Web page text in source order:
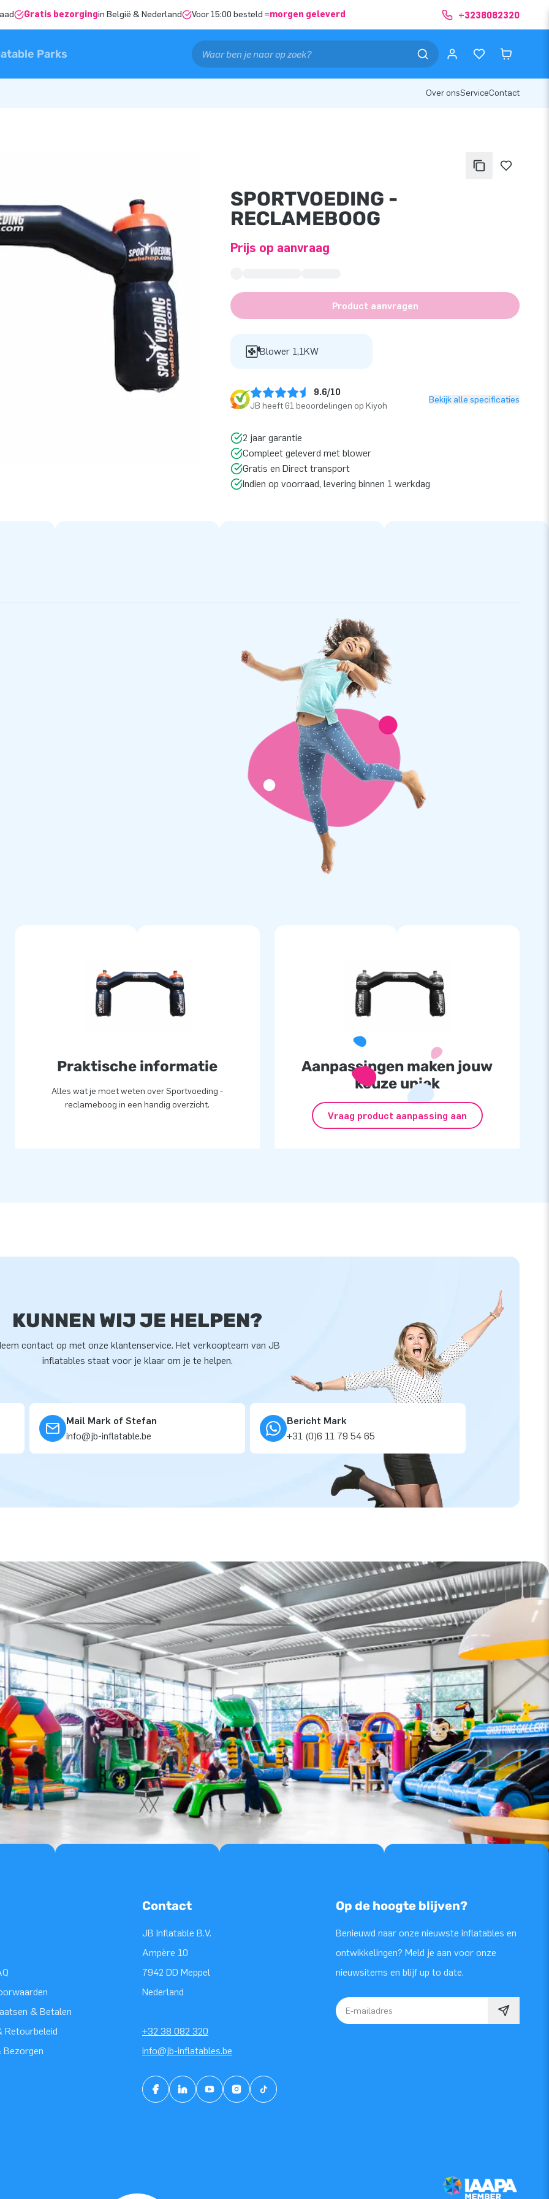
Gratis bezorgingin België & Nederland Voor 15:00 besteld =morgen geleverd +3238082320
Parks
Over onsServiceContact
SPORTVOEDING -
RECLAMEBOOG
Prijs op aanvraag
Product aanvragen
Blower 1,1KW
9.6/10
JB heeft 61 beoordelingen op Kiyoh
Bekijk alle specificaties
2 jaar garantie
Compleet geleverd met blower
Gratis en Direct transport
Indien op voorraad, levering binnen 1 werkdag
Praktische informatie
Alles wat je moet weten over Sportvoeding -
reclameboog in een handig overzicht.
Aanpassingen maken jouw
keuze uniek
Vraag product aanpassing aan
KUNNEN WIJ JE HELPEN?
contact op met onze klantenservice. Het verkoopteam van JB
inflatables staat voor je klaar om je te helpen.
Mail Mark of Stefan
info@jb-inflatable.be
Bericht Mark
+31 (0)6 11 79 54 65
& Betalen
Retourbeleid
Bezorgen
Contact
JB Inflatable B.V.
Ampère 10
7942 DD Meppel
Nederland
+32 38 082 320
info@jb-inflatables.be
Op de hoogte blijven?
Benieuwd naar onze nieuwste inflatables en
ontwikkelingen? Meld je aan voor onze
nieuwsitems en blijf up to date.
E-mailadres